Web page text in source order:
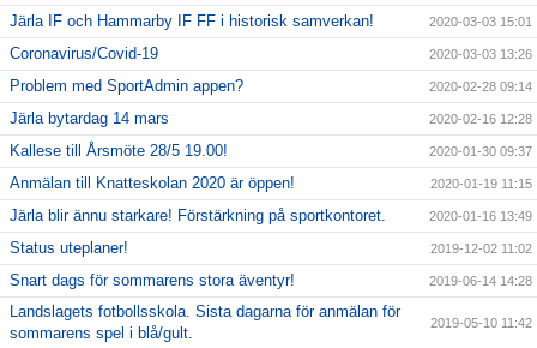
Järla IF och Hammarby IF FF i historisk samverkan! 2020-03-03 15:01
Coronavirus/Covid-19 2020-03-03 13:26
Problem med SportAdmin appen? 2020-02-28 09:14
Järla bytardag 14 mars 2020-02-16 12:28
Kallese till Årsmöte 28/5 19.00! 2020-01-30 09:37
Anmälan till Knatteskolan 2020 är öppen! 2020-01-19 11:15
Järla blir ännu starkare! Förstärkning på sportkontoret. 2020-01-16 13:49
Status uteplaner! 2019-12-02 11:02
Snart dags för sommarens stora äventyr! 2019-06-14 14:28
Landslagets fotbollsskola. Sista dagarna för anmälan för
sommarens spel i blå/gult.
2019-05-10 11:42